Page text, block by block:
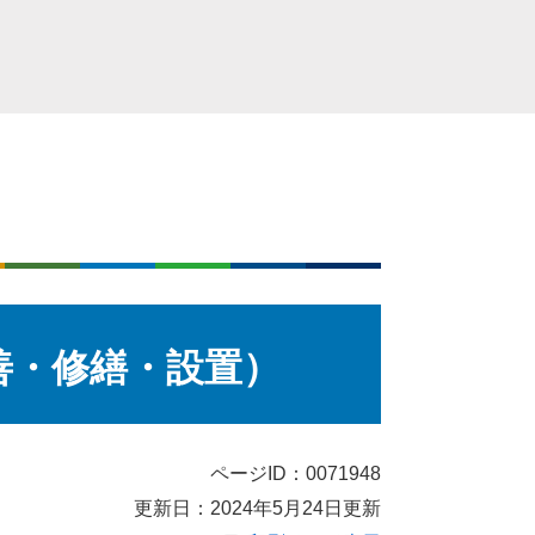
修繕・設置）
ページID：0071948
更新日：2024年5月24日更新